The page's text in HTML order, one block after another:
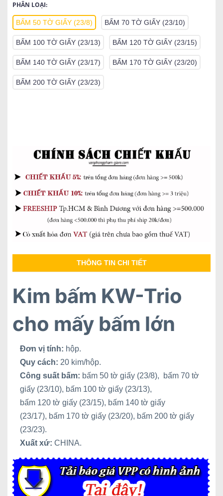
PHÂN LOẠI:
BẤM 50 TỜ GIẤY (23/8) BẤM 70 TỜ GIẤY (23/10)
BẤM 100 TỜ GIẤY (23/13) BẤM 120 TỜ GIẤY (23/15)
BẤM 140 TỜ GIẤY (23/17) BẤM 170 TỜ GIẤY (23/20)
BẤM 200 TỜ GIẤY (23/23)
THÔNG TIN CHI TIẾT
Kim bấm KW-Trio
cho mấy bấm lớn
Đơn vị tính: hộp.
Quy cách: 20 kim/hộp.
Công suất bấm: bấm 50 tờ giấy (23/8), bấm 70 tờ
giấy (23/10), bấm 100 tờ giấy (23/13),
bấm 120 tờ giấy (23/15), bấm 140 tờ giấy
(23/17), bấm 170 tờ giấy (23/20), bấm 200 tờ giấy
(23/23).
Xuất xứ: CHINA.